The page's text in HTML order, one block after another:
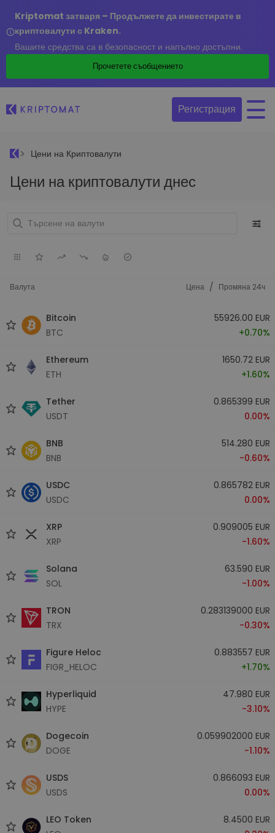
Kriptomat затваря – Продължете да инвестирате в
криптовалути с Kraken.
Вашите средства са в безопасност и напълно достъпни.
Прочетете съобщението
Регистрация
Цени на Криптовалути
Цени на криптовалути днес
Валута Цена / Промяна 24ч
Bitcoin
BTC
55926.00 EUR
+0.70%
Ethereum
ETH
1650.72 EUR
+1.60%
Tether
USDT
0.865399 EUR
0.00%
BNB
BNB
514.280 EUR
-0.60%
USDC
USDC
0.865782 EUR
0.00%
XRP
XRP
0.909005 EUR
-1.60%
Solana
SOL
63.590 EUR
-1.00%
TRON
TRX
0.283139000 EUR
-0.30%
Figure Heloc
FIGR_HELOC
0.883557 EUR
+1.70%
Hyperliquid
HYPE
47.980 EUR
-3.10%
Dogecoin
DOGE
0.059902000 EUR
-1.10%
USDS
USDS
0.866093 EUR
0.00%
LEO Token
8.4500 EUR